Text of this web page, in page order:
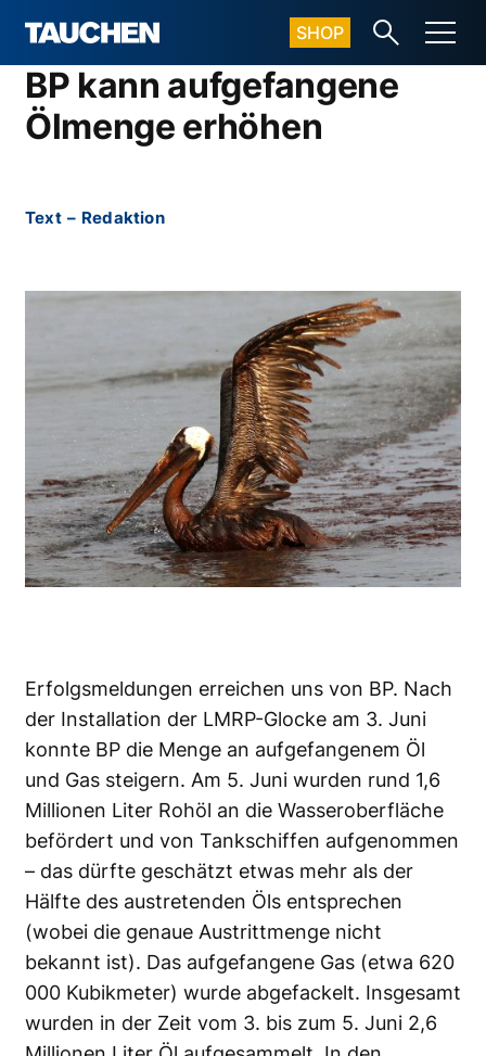
SHOP
BP kann aufgefangene
Ölmenge erhöhen
Text – Redaktion
Erfolgsmeldungen erreichen uns von BP. Nach
der Installation der LMRP-Glocke am 3. Juni
konnte BP die Menge an aufgefangenem Öl
und Gas steigern. Am 5. Juni wurden rund 1,6
Millionen Liter Rohöl an die Wasseroberfläche
befördert und von Tankschiffen aufgenommen
– das dürfte geschätzt etwas mehr als der
Hälfte des austretenden Öls entsprechen
(wobei die genaue Austrittmenge nicht
bekannt ist). Das aufgefangene Gas (etwa 620
000 Kubikmeter) wurde abgefackelt. Insgesamt
wurden in der Zeit vom 3. bis zum 5. Juni 2,6